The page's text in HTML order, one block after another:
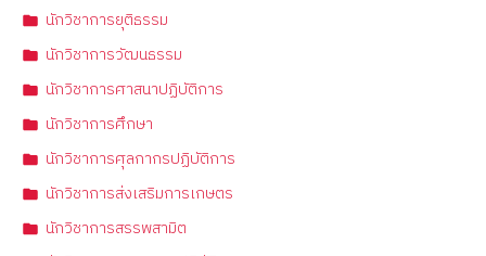
นักวิชาการยุติธรรม
นักวิชาการวัฒนธรรม
นักวิชาการศาสนาปฏิบัติการ
นักวิชาการศึกษา
นักวิชาการศุลกากรปฏิบัติการ
นักวิชาการส่งเสริมการเกษตร
นักวิชาการสรรพสามิต